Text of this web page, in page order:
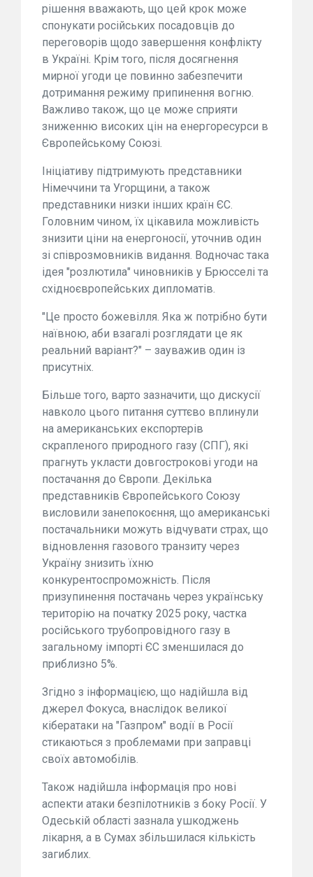
рішення вважають, що цей крок може
спонукати російських посадовців до
переговорів щодо завершення конфлікту
в Україні. Крім того, після досягнення
мирної угоди це повинно забезпечити
дотримання режиму припинення вогню.
Важливо також, що це може сприяти
зниженню високих цін на енергоресурси в
Європейському Союзі.
Ініціативу підтримують представники
Німеччини та Угорщини, а також
представники низки інших країн ЄС.
Головним чином, їх цікавила можливість
знизити ціни на енергоносії, уточнив один
зі співрозмовників видання. Водночас така
ідея "розлютила" чиновників у Брюсселі та
східноєвропейських дипломатів.
"Це просто божевілля. Яка ж потрібно бути
наївною, аби взагалі розглядати це як
реальний варіант?" – зауважив один із
присутніх.
Більше того, варто зазначити, що дискусії
навколо цього питання суттєво вплинули
на американських експортерів
скрапленого природного газу (СПГ), які
прагнуть укласти довгострокові угоди на
постачання до Європи. Декілька
представників Європейського Союзу
висловили занепокоєння, що американські
постачальники можуть відчувати страх, що
відновлення газового транзиту через
Україну знизить їхню
конкурентоспроможність. Після
призупинення постачань через українську
територію на початку 2025 року, частка
російського трубопровідного газу в
загальному імпорті ЄС зменшилася до
приблизно 5%.
Згідно з інформацією, що надійшла від
джерел Фокуса, внаслідок великої
кібератаки на "Газпром" водії в Росії
стикаються з проблемами при заправці
своїх автомобілів.
Також надійшла інформація про нові
аспекти атаки безпілотників з боку Росії. У
Одеській області зазнала ушкоджень
лікарня, а в Сумах збільшилася кількість
загиблих.